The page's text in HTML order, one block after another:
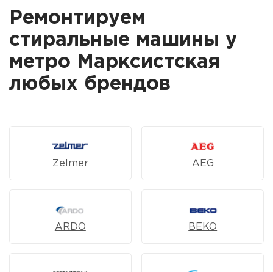
Ремонтируем
стиральные машины у
метро Марксистская
любых брендов
Zelmer AEG
ARDO BEKO